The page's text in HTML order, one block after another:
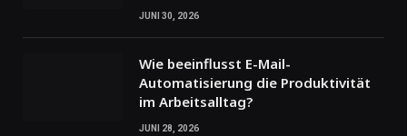
JUNI 30, 2026
Wie beeinflusst E-Mail-
Automatisierung die Produktivität
im Arbeitsalltag?
JUNI 28, 2026